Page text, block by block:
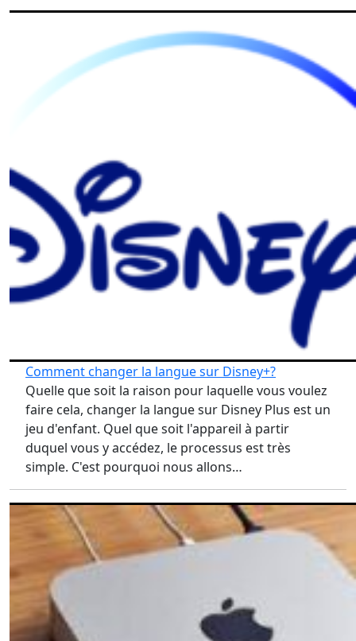
Comment changer la langue sur Disney+?
Quelle que soit la raison pour laquelle vous voulez
faire cela, changer la langue sur Disney Plus est un
jeu d'enfant. Quel que soit l'appareil à partir
duquel vous y accédez, le processus est très
simple. C'est pourquoi nous allons…